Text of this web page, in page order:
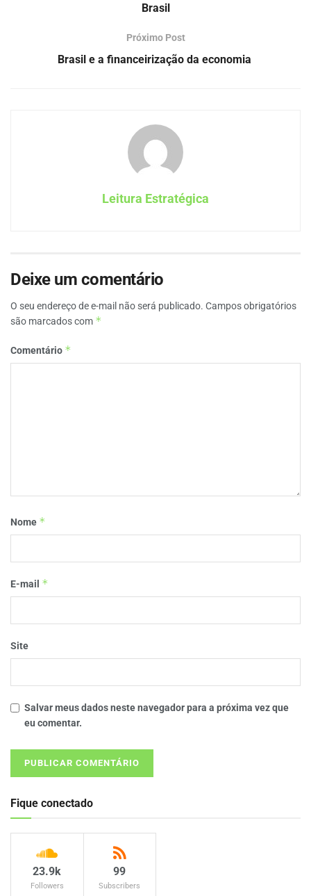
Brasil
Próximo Post
Brasil e a financeirização da economia
Leitura Estratégica
Deixe um comentário
O seu endereço de e-mail não será publicado. Campos obrigatórios
são marcados com *
Comentário *
Nome *
E-mail *
Site
Salvar meus dados neste navegador para a próxima vez que
eu comentar.
Fique conectado
23.9k
Followers
99
Subscribers